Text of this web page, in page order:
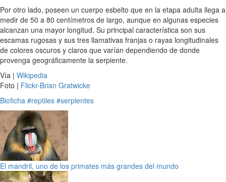
Por otro lado, poseen un cuerpo esbelto que en la etapa adulta llega a
medir de 50 a 80 centímetros de largo, aunque en algunas especies
alcanzan una mayor longitud. Su principal característica son sus
escamas rugosas y sus tres llamativas franjas o rayas longitudinales
de colores oscuros y claros que varían dependiendo de donde
provenga geográficamente la serpiente.
Vía | Wikipedia
Foto | Flickr-Brian Gratwicke
Bioficha #reptiles #serpientes
El mandril, uno de los primates más grandes del mundo